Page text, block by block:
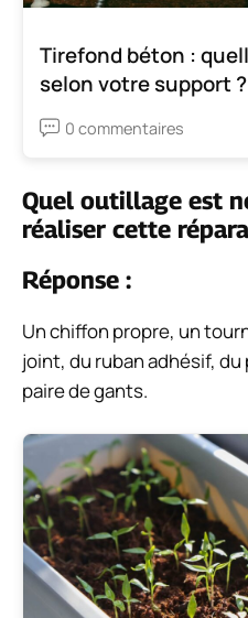
Tirefond béton :
selon votre support ?
0 commentaires
Quel outillage est
réaliser cette
Réponse :
Un chiffon propre, un
joint, du ruban adhésif,
paire de gants.